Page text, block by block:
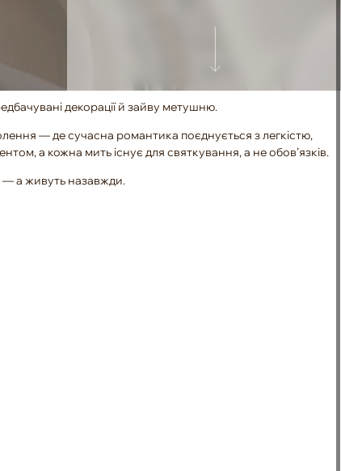
декорації й зайву метушню.
— де сучасна романтика поєднується з легкістю,
а кожна мить існує для святкування, а не обов’язків.
— а живуть назавжди.